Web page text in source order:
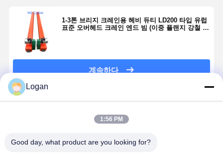
1-3톤 브리지 크레인용 헤비 듀티 LD200 타입 유럽
표준 오버헤드 크레인 엔드 빔 (이중 플랜지 강철 휠
계속하다
Logan
1:56 PM
Good day, what product are you looking for?